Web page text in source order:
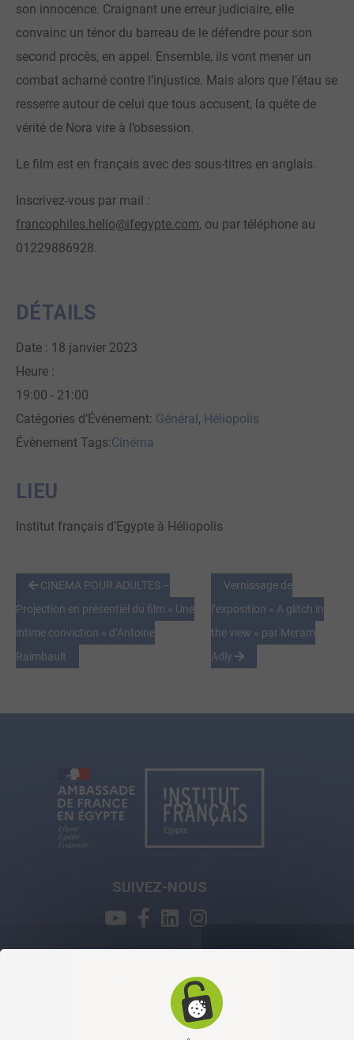
son innocence. Craignant une erreur judiciaire, elle
convainc un ténor du barreau de le défendre pour son
second procès, en appel. Ensemble, ils vont mener un
combat acharné contre l’injustice. Mais alors que l’étau se
resserre autour de celui que tous accusent, la quête de
vérité de Nora vire à l’obsession.
Le film est en français avec des sous-titres en anglais.
Inscrivez-vous par mail :
francophiles.helio@ifegypte.com, ou par téléphone au
01229886928.
DÉTAILS
Date : 18 janvier 2023
Heure :
19:00 - 21:00
Catégories d’Évènement: Général, Héliopolis
Évènement Tags:Cinéma
LIEU
Institut français d’Egypte à Héliopolis
CINEMA POUR ADULTES –
Projection en présentiel du film « Une
intime conviction » d’Antoine
Raimbault
Vernissage de
l’exposition « A glitch in
the view » par Meram
Adly
SUIVEZ-NOUS
0227915800